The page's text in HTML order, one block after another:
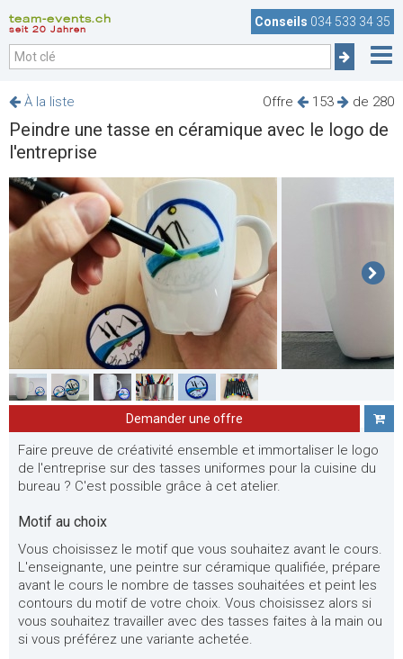
team-events.ch
seit 20 Jahren
Conseils 034 533 34 35
Offre 153 de 280
À la liste
Peindre une tasse en céramique avec le logo de
l'entreprise
Demander une offre
Faire preuve de créativité ensemble et immortaliser le logo
de l'entreprise sur des tasses uniformes pour la cuisine du
bureau ? C'est possible grâce à cet atelier.
Motif au choix
Vous choisissez le motif que vous souhaitez avant le cours.
L'enseignante, une peintre sur céramique qualifiée, prépare
avant le cours le nombre de tasses souhaitées et peint les
contours du motif de votre choix. Vous choisissez alors si
vous souhaitez travailler avec des tasses faites à la main ou
si vous préférez une variante achetée.